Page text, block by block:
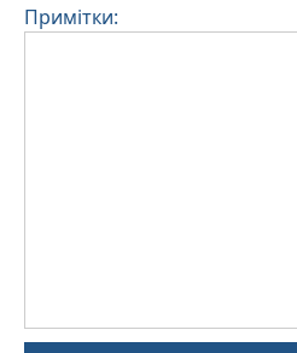
Примітки: